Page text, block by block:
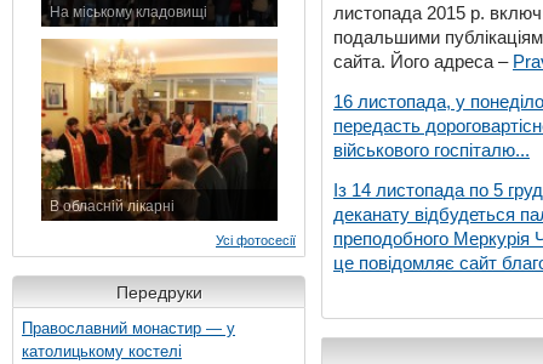
На міському кладовищі
В обласній лікарні
Усі фотосесії
Передруки
Православний монастир — у
католицькому костелі
листопада 2015 р.
подальшими
сайта. Його адреса –
16 листопада, у
передасть
військового госпіталю...
Із 14 листопада по 5
деканату відбудеться
преподобного Меркурія
це повідомляє сайт